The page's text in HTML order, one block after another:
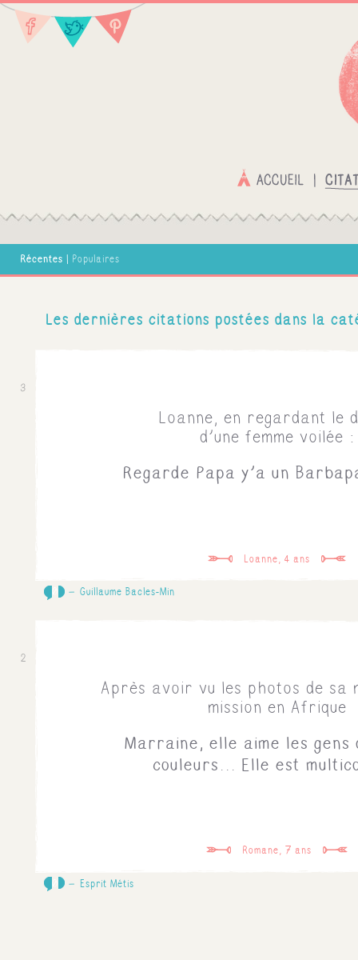
Récentes | Populaires
Les dernières citations postées dans la
Loanne, en regardant le
d'une femme voilée :
Regarde Papa y'a un
Loanne, 4 ans
3
Guillaume Bacles-Min
Après avoir vu les photos de sa
mission en Afrique
Marraine, elle aime les gens
couleurs... Elle est
Romane, 7 ans
2
Esprit Métis